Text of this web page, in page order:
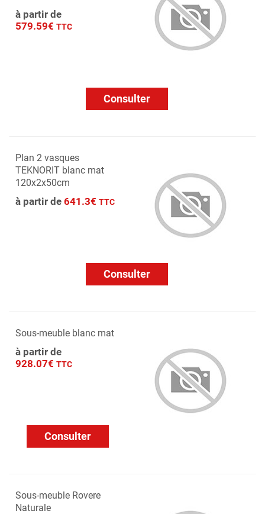
à partir de
579.59€ TTC
Consulter
Plan 2 vasques
TEKNORIT blanc mat
120x2x50cm
à partir de 641.3€ TTC
Consulter
Sous-meuble blanc mat
à partir de
928.07€ TTC
Consulter
Sous-meuble Rovere
Naturale